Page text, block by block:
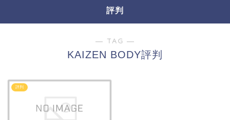
評判
― TAG ―
KAIZEN BODY評判
評判